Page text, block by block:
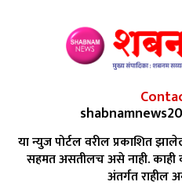
या न्युज पोर्टल वरील प्रकाशित
सहमत असतीलच असे नाही. काही
अंतर्गत राहील